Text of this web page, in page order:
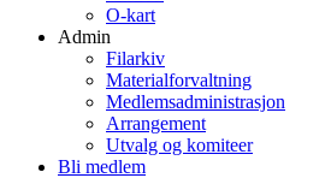
O-kart
Admin
Filarkiv
Materialforvaltning
Medlemsadministrasjon
Arrangement
Utvalg og komiteer
Bli medlem